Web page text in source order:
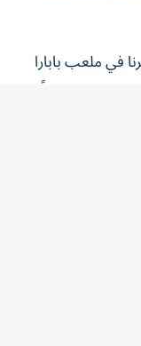
في ملعب بابارا
هذا اليوم معاً،